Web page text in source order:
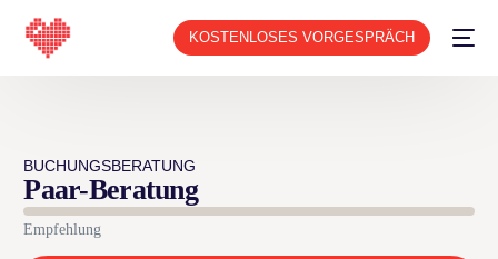
KOSTENLOSES VORGESPRÄCH
BUCHUNGSBERATUNG
Paar-Beratung
Empfehlung